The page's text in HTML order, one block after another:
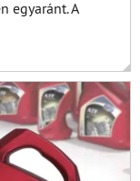
egyaránt. A